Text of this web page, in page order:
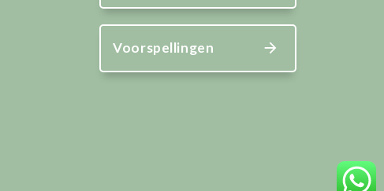
Voorspellingen